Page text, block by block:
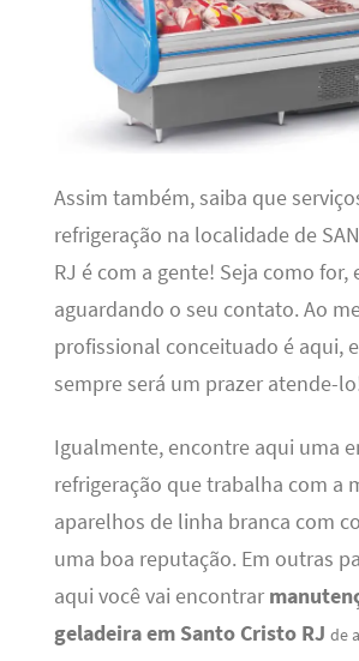
Assim também, saiba que
refrigeração na localidade de
RJ é com a gente! Seja como for,
aguardando o seu contato. Ao
profissional conceituado é aqui,
sempre será um prazer atende-
Igualmente, encontre aqui uma
refrigeração que trabalha com a
aparelhos de linha branca com
uma boa reputação. Em outras
aqui você vai encontrar
geladeira em Santo Cristo RJ de